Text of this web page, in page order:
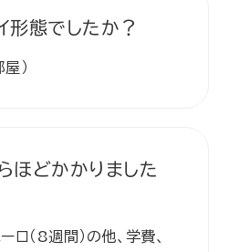
形態でしたか？
）
ほどかかりました
（8週間）の他、学費、